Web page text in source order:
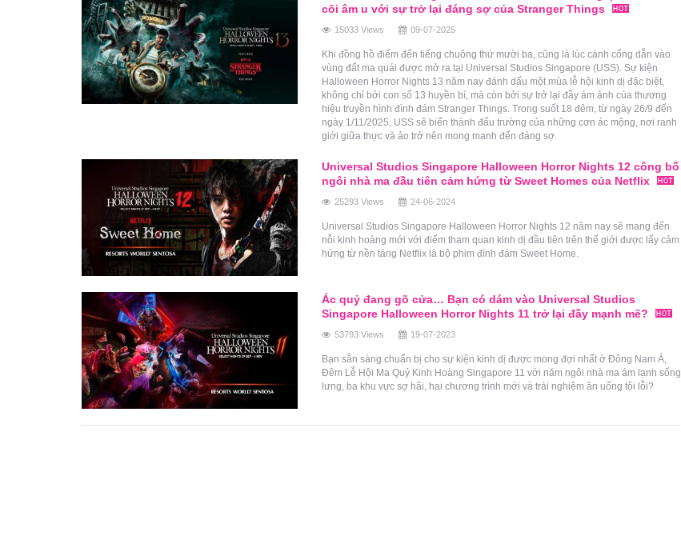
cõi âm u với sự trở lại đáng sợ của Stranger Things
15033 Views 09-07-2025
Khi đồng hồ điểm đến tiếng chuông thứ mười ba, cũng là lúc cánh cổng dẫn vào
vùng đất ma quái được mở ra tại Universal Studios Singapore (USS). Sự kiện
Halloween Horror Nights 13 năm nay đánh dấu một mùa lễ hội kinh dị đặc biệt,
không chỉ bởi con số 13 huyền bí, mà còn bởi sự trở lại đầy ám ảnh của thương
hiệu truyền hình đình đám Stranger Things. Trong suốt 18 đêm, từ ngày 26/9 đến
ngày 1/11/2025, USS sẽ biến thành đấu trường của những cơn ác mộng, nơi ranh
giới giữa thực và ảo trở nên mong manh đến đáng sợ.
Universal Studios Singapore Halloween Horror Nights 12 công bố
ngôi nhà ma đầu tiên cảm hứng từ Sweet Homes của Netflix
25293 Views 24-06-2024
Universal Studios Singapore Halloween Horror Nights 12 năm nay sẽ mang đến
nỗi kinh hoàng mới với điểm tham quan kinh dị đầu tiên trên thế giới được lấy cảm
hứng từ nền tảng Netflix là bộ phim đình đám Sweet Home.
Ác quỷ đang gõ cửa… Bạn có dám vào Universal Studios
Singapore Halloween Horror Nights 11 trở lại đầy mạnh mẽ?
53793 Views 19-07-2023
Bạn sẵn sàng chuẩn bị cho sự kiện kinh dị được mong đợi nhất ở Đông Nam Á,
Đêm Lễ Hội Ma Quỷ Kinh Hoàng Singapore 11 với năm ngôi nhà ma ám lạnh sống
lưng, ba khu vực sợ hãi, hai chương trình mới và trải nghiệm ăn uống tội lỗi?